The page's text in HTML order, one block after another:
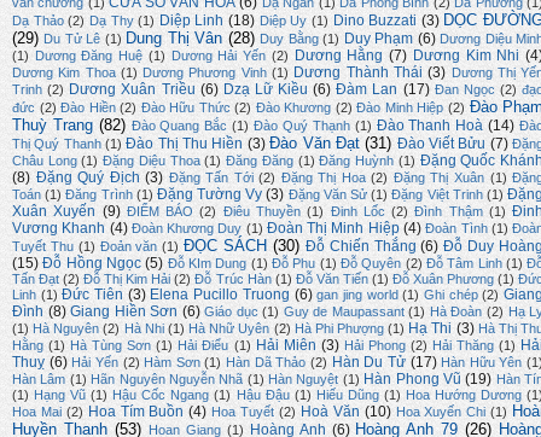
văn chương (1) Dạ Ngân (1) Dã Phong Bình (2) Dã Phương
Dạ Thảo (2) Dạ Thy (1) Diệp Linh (18) Diệp Uy (1) Dino Buzzati (3) DỌC
(29) Du Tử Lê (1) Dung Thị Vân (28) Duy Bằng (1) Duy Phạm (6) Dương Diệu
(1)
Dương Đăng Huệ (1) Dương Hải Yến (2) Dương Hằng (7) Dương Kim Nhi
Dương Kim Thoa (1) Dương Phương Vinh (1) Dương Thành Thái (3) Dương Thị
Trinh (2) Dương Xuân Triều (6) Dzạ Lữ Kiều (6) Đàm Lan (17) Đan Ngọc (2)
đức (2) Đào Hiền (2) Đào Hữu Thức (2) Đào Khương (2) Đào Minh Hiệp (2) Đào
Thuỳ Trang (82) Đào Quang Bắc (1) Đào Quý Thạnh (1) Đào Thanh Hoà (14)
Thị Quý Thanh (1) Đào Thị Thu Hiền (3) Đào Văn Đạt (31) Đào Viết Bửu (7)
Châu Long (1) Đặng Diệu Thoa (1) Đăng Đăng (1) Đăng Huỳnh (1) Đặng Quốc
(8) Đặng Quý Địch (3) Đặng Tấn Tới (2) Đặng Thị Hoa (2) Đặng Thị Xuân (1)
Toán (1) Đăng Trình (1) Đặng Tường Vy (3) Đặng Văn Sử (1) Đặng Việt Trinh (1)
Xuân Xuyến (9) ĐIỂM BÁO (2) Điêu Thuyền (1) Đinh Lốc (2) Đình Thậm (1)
Vương Khanh (4) Đoàn Khương Duy (1) Đoàn Thị Minh Hiệp (4) Đoàn Tình (1)
Tuyết Thu (1) Đoản văn (1) ĐỌC SÁCH (30) Đỗ Chiến Thắng (6) Đỗ Duy
(15) Đỗ Hồng Ngọc (5) Đỗ KIm Dung (1) Đỗ Phu (1) Đỗ Quyên (2) Đỗ Tâm Linh (1)
Tấn Đạt (2) Đỗ Thị Kim Hải (2) Đỗ Trúc Hàn (1) Đỗ Văn Tiến (1) Đỗ Xuân Phương (1)
Linh (1) Đức Tiên (3) Elena Pucillo Truong (6) gan jing world (1) Ghi chép (2)
Đình (8) Giang Hiền Sơn (6) Giáo dục (1) Guy de Maupassant (1) Hà Đoàn (2) Hạ
(1) Hà Nguyên (2) Hà Nhi (1) Hà Nhữ Uyên (2) Hà Phi Phượng (1) Hạ Thi (3) Hà Thị
Hằng (1) Hà Tùng Sơn (1) Hải Điểu (1) Hải Miên (3) Hải Phong (2) Hải Thăng (1)
Thuỵ (6) Hải Yến (2) Hàm Sơn (1) Hàn Dã Thảo (2) Hàn Du Tử (17) Hàn Hữu Yên
Hàn Lâm (1) Hãn Nguyên Nguyễn Nhã (1) Hàn Nguyệt (1) Hàn Phong Vũ (19) Hàn
(1) Hạng Vũ (1) Hậu Cốc Ngang (1) Hậu Đậu (1) Hiếu Dũng (1) Hoa Hướng Dương
Hoa Mai (2) Hoa Tím Buồn (4) Hoa Tuyết (2) Hoà Văn (10) Hoa Xuyến Chi (1)
Huyền Thanh (53) Hoan Giang (1) Hoàng Anh (6) Hoàng Anh 79 (26)